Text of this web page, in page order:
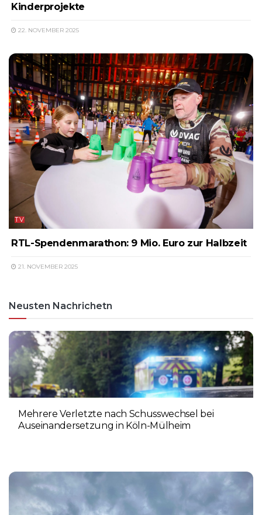
Kinderprojekte
22. NOVEMBER 2025
TV
RTL-Spendenmarathon: 9 Mio. Euro zur Halbzeit
21. NOVEMBER 2025
Neusten Nachrichetn
Mehrere Verletzte nach Schusswechsel bei
Auseinandersetzung in Köln-Mülheim